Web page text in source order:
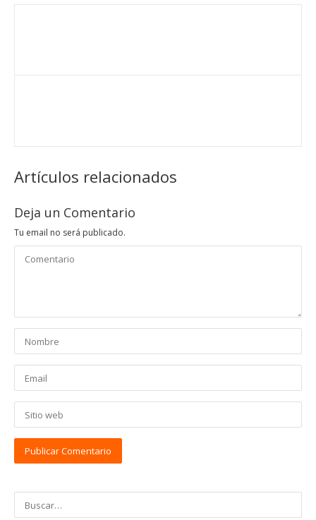
Artículos relacionados
Deja un Comentario
Tu email no será publicado.